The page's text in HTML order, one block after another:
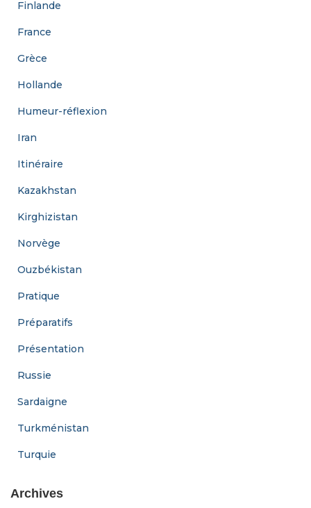
Finlande
France
Grèce
Hollande
Humeur-réflexion
Iran
Itinéraire
Kazakhstan
Kirghizistan
Norvège
Ouzbékistan
Pratique
Préparatifs
Présentation
Russie
Sardaigne
Turkménistan
Turquie
Archives